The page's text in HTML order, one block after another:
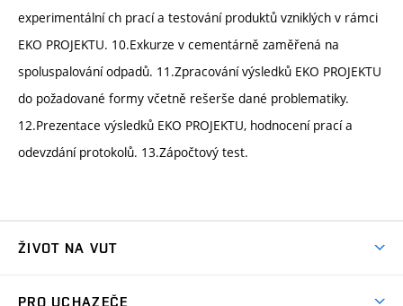
experimentální ch prací a testování produktů vzniklých v rámci
EKO PROJEKTU. 10.Exkurze v cementárně zaměřená na
spoluspalování odpadů. 11.Zpracování výsledků EKO PROJEKTU
do požadované formy včetně rešerše dané problematiky.
12.Prezentace výsledků EKO PROJEKTU, hodnocení prací a
odevzdání protokolů. 13.Zápočtový test.
ŽIVOT NA VUT
PRO UCHAZEČE